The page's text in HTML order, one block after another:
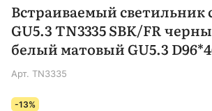
Встраиваемый светильник
GU5.3 TN3335 SBK/FR
белый матовый GU5.3
Арт. TN3335
-13%